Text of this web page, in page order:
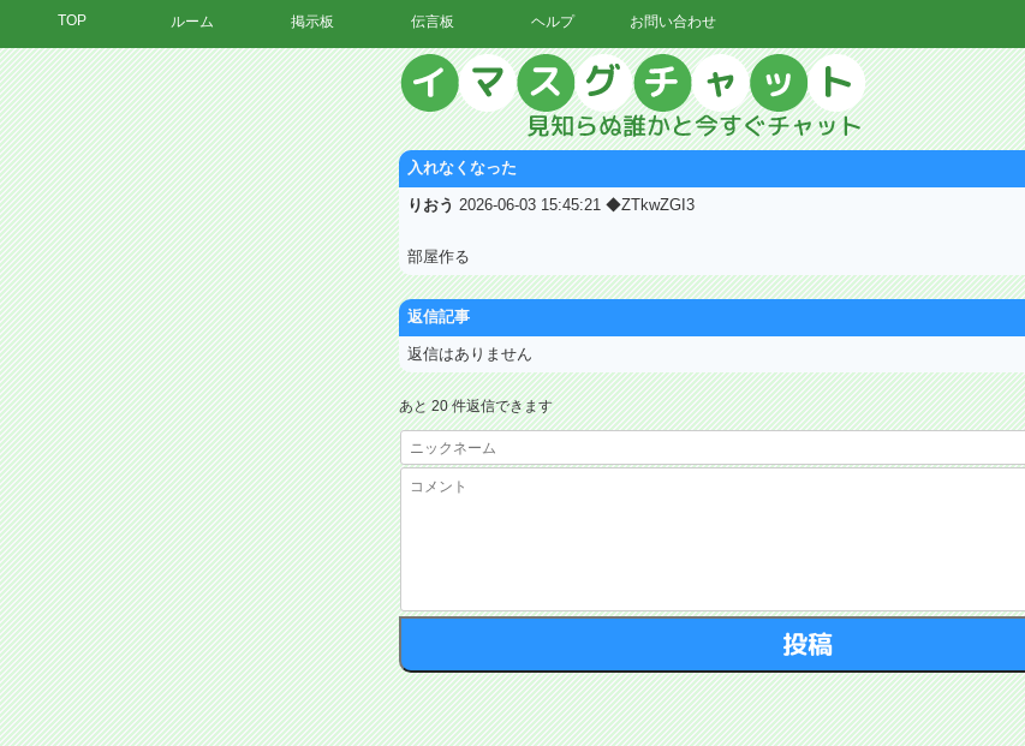
TOP ルーム 掲示板 伝言板 ヘルプ お問い合わせ
入れなくなった
りおう 2026-06-03 15:45:21 ◆ZTkwZGI3
部屋作る
返信記事
返信はありません
あと 20 件返信できます